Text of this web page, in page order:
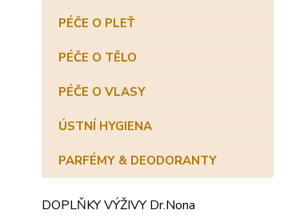
PÉČE O PLEŤ
PÉČE O TĚLO
PÉČE O VLASY
ÚSTNÍ HYGIENA
PARFÉMY & DEODORANTY
DOPLŇKY VÝŽIVY Dr.Nona